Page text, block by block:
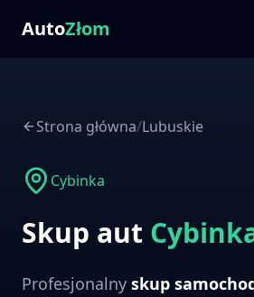
AutoZłom
Strona główna/Lubuskie
Cybinka
Skup aut
Profesjonalny skup